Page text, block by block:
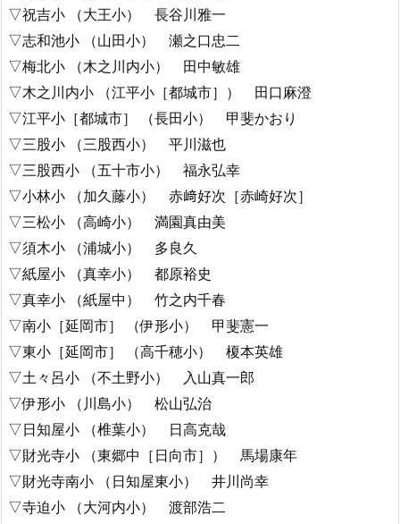
▽祝吉小 （大王小） 長谷川雅一
▽志和池小 （山田小） 瀬之口忠二
▽梅北小 （木之川内小） 田中敏雄
▽木之川内小 （江平小［都城市］） 田口麻澄
▽江平小［都城市］ （長田小） 甲斐かおり
▽三股小 （三股西小） 平川滋也
▽三股西小 （五十市小） 福永弘幸
▽小林小 （加久藤小） 赤﨑好次［赤崎好次］
▽三松小 （高崎小） 満園真由美
▽須木小 （浦城小） 多良久
▽紙屋小 （真幸小） 都原裕史
▽真幸小 （紙屋中） 竹之内千春
▽南小［延岡市］ （伊形小） 甲斐憲一
▽東小［延岡市］ （高千穂小） 榎本英雄
▽土々呂小 （不土野小） 入山真一郎
▽伊形小 （川島小） 松山弘治
▽日知屋小 （椎葉小） 日高克哉
▽財光寺小 （東郷中［日向市］） 馬場康年
▽財光寺南小 （日知屋東小） 井川尚幸
▽寺迫小 （大河内小） 渡部浩二